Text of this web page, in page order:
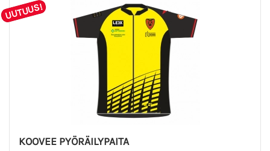
UUTUUS!
KOOVEE PYÖRÄILYPAITA